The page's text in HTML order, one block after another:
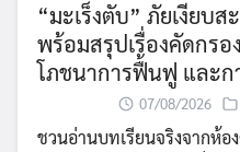
“มะเร็งตับ” ภัยเงียบ
พร้อมสรุปเรื่องคัดกร
โภชนาการฟื้นฟู และก
07/08/2026
ชวนอ่านบทเรียนจริงจากห้อ